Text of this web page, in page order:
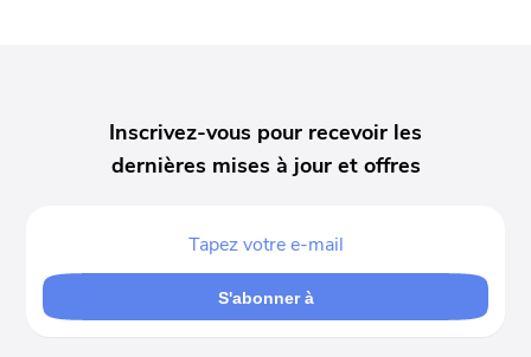
- Hulda
Le meilleur convertisseur vidéo ! Cet outil
Inscrivez-vous pour recevoir les
dernières mises à jour et offres
S'abonner à